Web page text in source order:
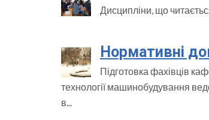
Нормативні
Підготовка фахівців
технології машинобудування
в...